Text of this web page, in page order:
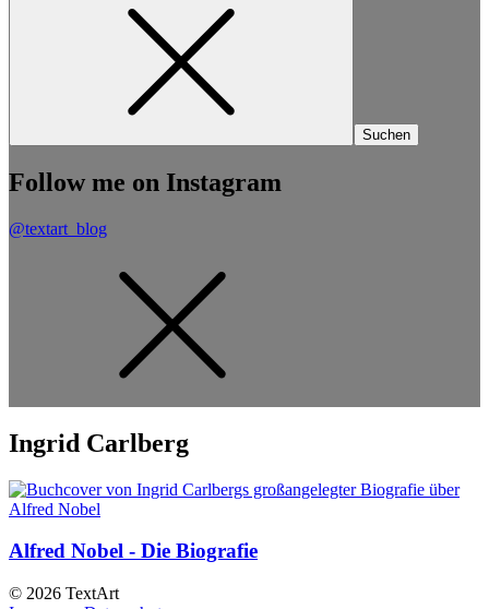
Follow me on Instagram
@textart_blog
Ingrid Carlberg
Alfred Nobel - Die Biografie
© 2026 TextArt